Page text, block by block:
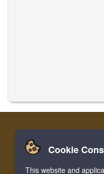
家 ログイン
Cookie
This website and